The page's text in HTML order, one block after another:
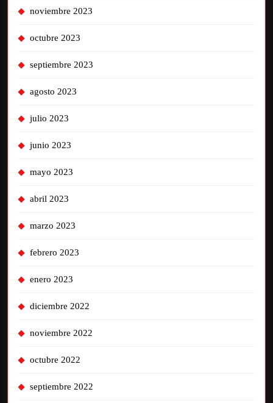
noviembre 2023
octubre 2023
septiembre 2023
agosto 2023
julio 2023
junio 2023
mayo 2023
abril 2023
marzo 2023
febrero 2023
enero 2023
diciembre 2022
noviembre 2022
octubre 2022
septiembre 2022